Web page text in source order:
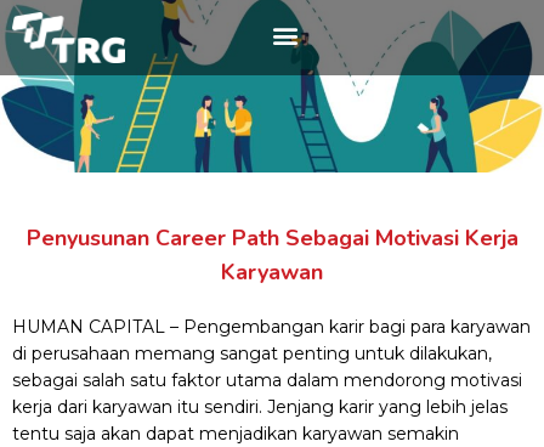
Penyusunan Career Path Sebagai Motivasi Kerja
Karyawan
HUMAN CAPITAL – Pengembangan karir bagi para karyawan
di perusahaan memang sangat penting untuk dilakukan,
sebagai salah satu faktor utama dalam mendorong motivasi
kerja dari karyawan itu sendiri. Jenjang karir yang lebih jelas
tentu saja akan dapat menjadikan karyawan semakin